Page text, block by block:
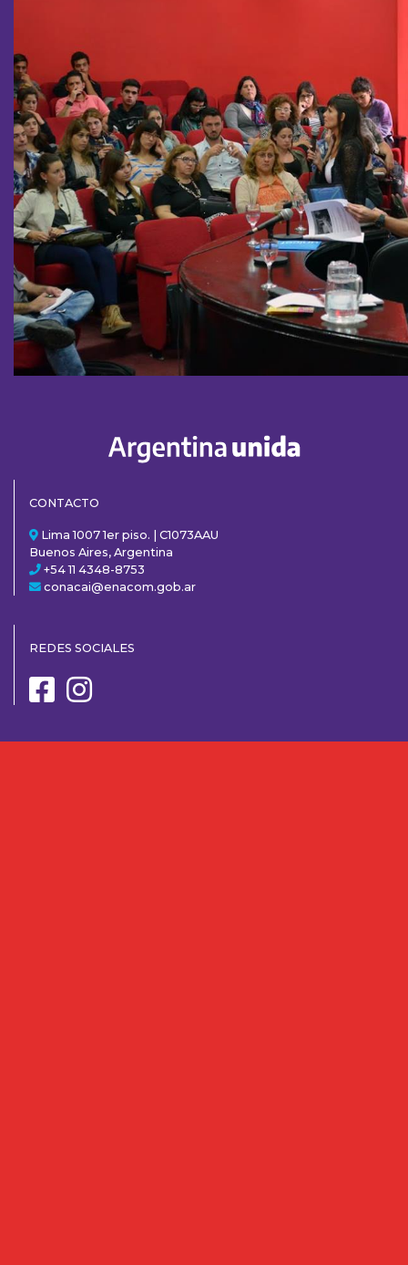
CONTACTO
Lima 1007 1er piso. | C1073AAU
Buenos Aires, Argentina
+54 11 4348-8753
conacai@enacom.gob.ar
REDES SOCIALES